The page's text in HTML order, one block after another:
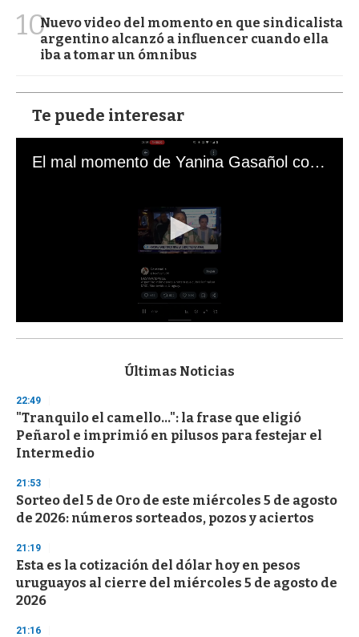
10Nuevo video del momento en que sindicalista
argentino alcanzó a influencer cuando ella
iba a tomar un ómnibus
Te puede interesar
El mal momento de Yanina Gasañol con un hincha argentino en "Subrayado"
s
d
s
o
f
3
s
e
c
o
d
s
Últimas Noticias
22:49
"Tranquilo el camello...": la frase que eligió
Peñarol e imprimió en pilusos para festejar el
Intermedio
21:53
Sorteo del 5 de Oro de este miércoles 5 de agosto
de 2026: números sorteados, pozos y aciertos
21:19
Esta es la cotización del dólar hoy en pesos
uruguayos al cierre del miércoles 5 de agosto de
2026
21:16